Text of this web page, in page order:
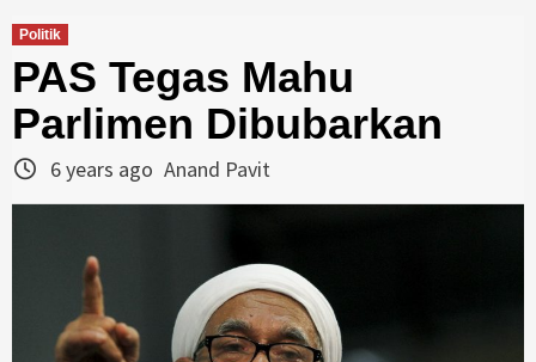
Politik
PAS Tegas Mahu
Parlimen Dibubarkan
6 years ago Anand Pavit